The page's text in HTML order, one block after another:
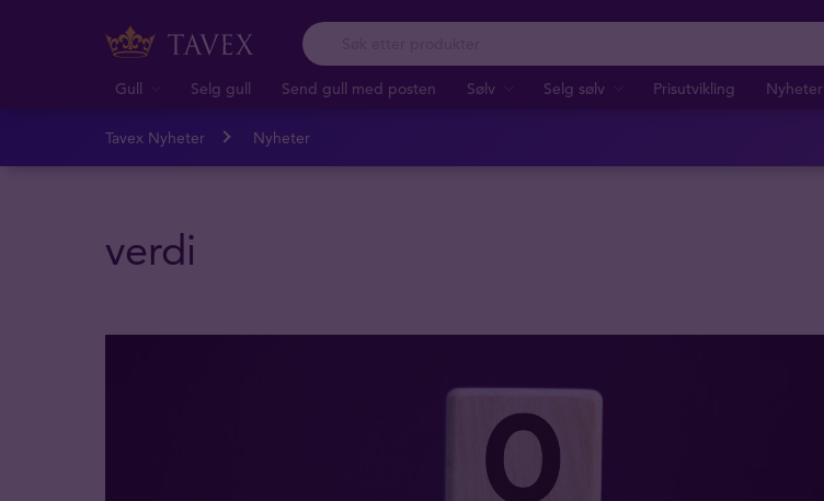
Gull Selg gull Send gull med posten Sølv Selg sølv Prisutvikling Nyheter
Tavex Nyheter Nyheter
verdi